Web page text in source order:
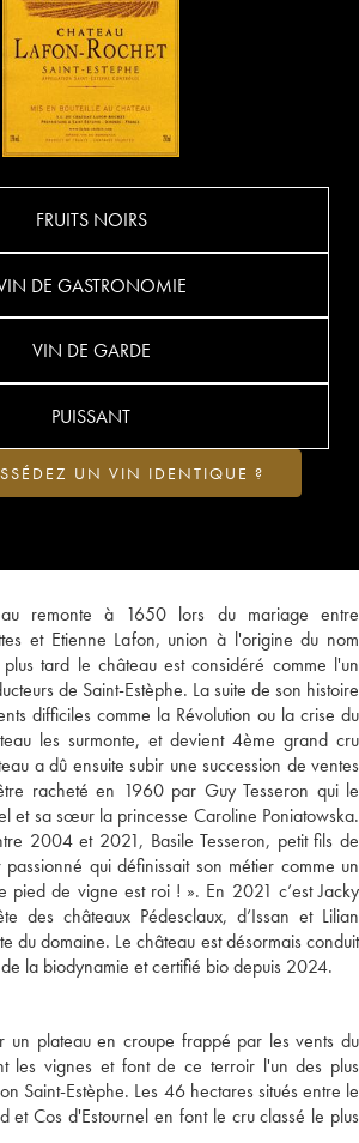
remonte à 1650 lors du mariage entre
et Etienne Lafon, union à l'origine du nom
tard le château est considéré comme l'un
de Saint-Estèphe. La suite de son histoire
difficiles comme la Révolution ou la crise du
les surmonte, et devient 4ème grand cru
a dû ensuite subir une succession de ventes
racheté en 1960 par Guy Tesseron qui le
et sa sœur la princesse Caroline Poniatowska.
2004 et 2021, Basile Tesseron, petit fils de
qui définissait son métier comme un
pied de vigne est roi ! ». En 2021 c’est Jacky
des châteaux Pédesclaux, d’Issan et Lilian
du domaine. Le château est désormais conduit
la biodynamie et certifié bio depuis 2024.
un plateau en croupe frappé par les vents du
les vignes et font de ce terroir l'un des plus
Saint-Estèphe. Les 46 hectares situés entre le
et Cos d'Estournel en font le cru classé le plus
FRUITS NOIRS
DE GASTRONOMIE
VIN DE GARDE
PUISSANT
UN VIN IDENTIQUE ?